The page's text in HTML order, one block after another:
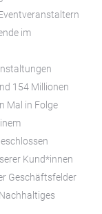
im
154 Millionen
Mal in Folge
Kund*innen
Geschäftsfelder
Nachhaltiges